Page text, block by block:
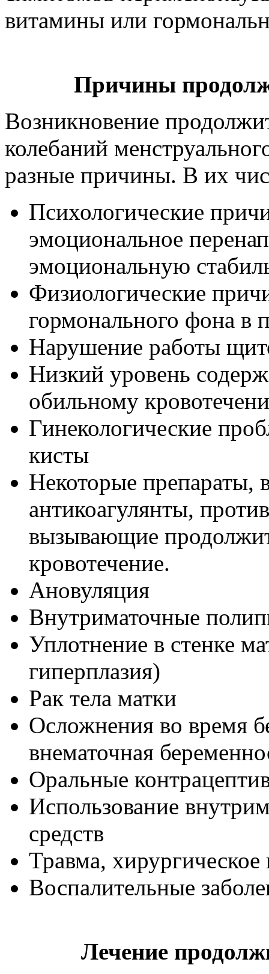
витамины или
Причины
Возникновение
колебаний
разные причины. В их
Психологические
эмоциональное
эмоциональную
Физиологические
гормонального фона в
Нарушение работы
Низкий уровень
обильному
Гинекологические
кисты
Некоторые препараты,
антикоагулянты,
вызывающие
кровотечение.
Ановуляция
Внутриматочные
Уплотнение в стенке
гиперплазия)
Рак тела матки
Осложнения во время
внематочная
Оральные
Использование
средств
Травма, хирургическое
Воспалительные
Лечение